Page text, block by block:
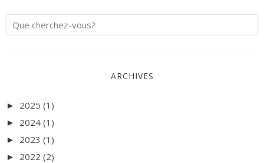
ARCHIVES
► 2025 (1)
► 2024 (1)
► 2023 (1)
► 2022 (2)